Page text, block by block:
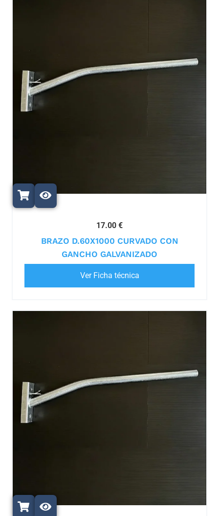
17.00 €
BRAZO D.60X1000 CURVADO CON
GANCHO GALVANIZADO
Ver Ficha técnica